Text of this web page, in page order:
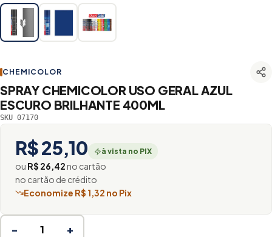
CHEMICOLOR
SPRAY CHEMICOLOR USO GERAL AZUL
ESCURO BRILHANTE 400ML
SKU 07170
R$ 25,10 à vista no PIX
ou R$ 26,42no cartão
no cartão de crédito
Economize R$ 1,32 no Pix
− +